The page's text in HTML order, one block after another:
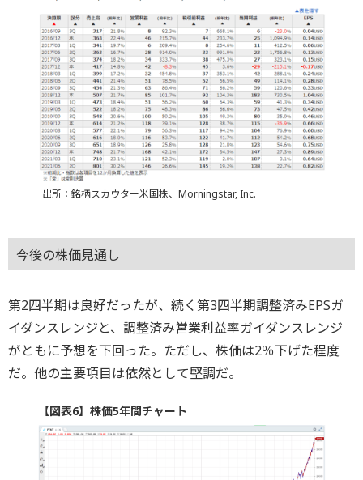
出所：銘柄スカウター米国株、Morningstar, Inc.
今後の株価見通し
第2四半期は良好だったが、続く第3四半期調整済みEPSガ
イダンスレンジと、調整済み営業利益率ガイダンスレンジ
がともに予想を下回った。ただし、株価は2％下げた程度
だ。他の主要項目は依然として堅調だ。
【図表6】株価5年間チャート